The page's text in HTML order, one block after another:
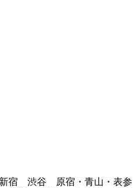
宿 渋谷 原宿・青山・表参